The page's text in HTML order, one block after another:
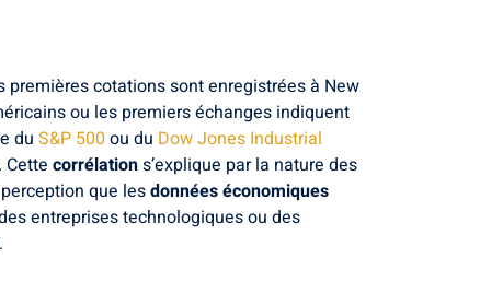
premières cotations sont enregistrées à New
ou les premiers échanges indiquent
du S&P 500 ou du Dow Jones Industrial
Cette corrélations’explique par la nature des
que lesdonnées économiques
entreprises technologiques ou des